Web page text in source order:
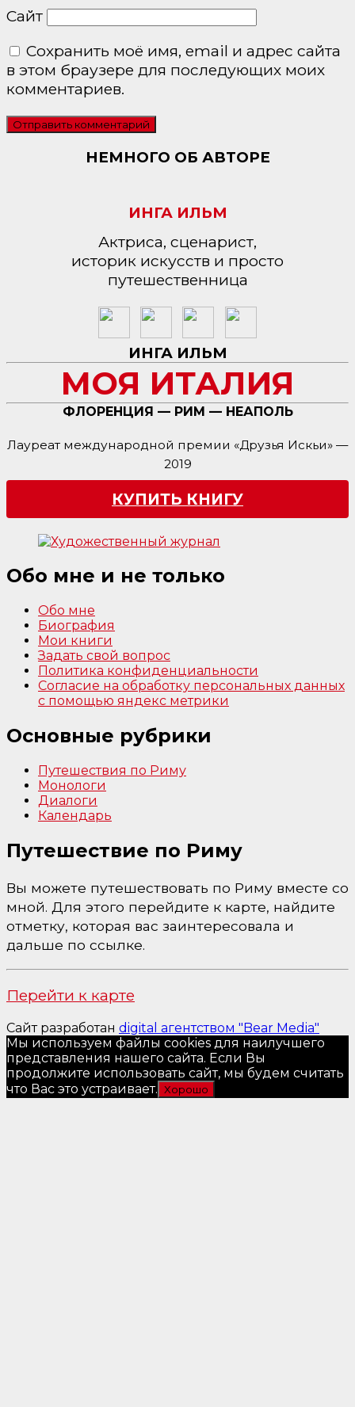
Сайт
Сохранить моё имя, email и адрес сайта
в этом браузере для последующих моих
комментариев.
НЕМНОГО ОБ АВТОРЕ
ИНГА ИЛЬМ
Актриса, сценарист,
историк искусств и просто
путешественница
ИНГА ИЛЬМ
МОЯ ИТАЛИЯ
ФЛОРЕНЦИЯ — РИМ — НЕАПОЛЬ
Лауреат международной премии «Друзья Искьи» —
2019
КУПИТЬ КНИГУ
Обо мне и не только
Обо мне
Биография
Мои книги
Задать свой вопрос
Политика конфиденциальности
Согласие на обработку персональных данных
с помощью яндекс метрики
Основные рубрики
Путешествия по Риму
Монологи
Диалоги
Календарь
Путешествие по Риму
Вы можете путешествовать по Риму вместе со
мной. Для этого перейдите к карте, найдите
отметку, которая вас заинтересовала и
дальше по ссылке.
Перейти к карте
Сайт разработан digital агентством "Bear Media"
Мы используем файлы cookies для наилучшего
представления нашего сайта. Если Вы
продолжите использовать сайт, мы будем считать
что Вас это устраивает. Хорошо